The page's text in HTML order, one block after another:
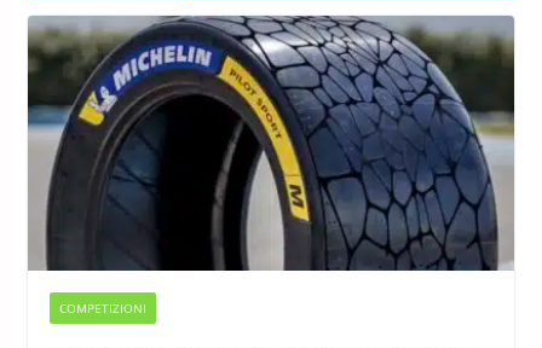
COMPETIZIONI